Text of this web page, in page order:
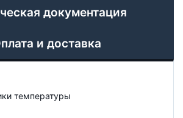
документация
и доставка
температуры